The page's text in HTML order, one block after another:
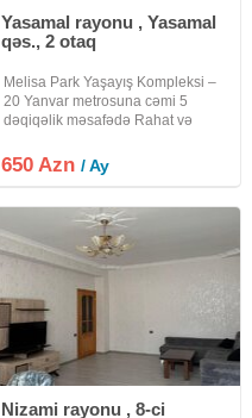
Yasamal rayonu , Yasamal
qəs., 2 otaq
Melisa Park Yaşayış Kompleksi –
20 Yanvar metrosuna cəmi 5
dəqiqəlik məsafədə Rahat və
Mənzil haqqında 19 mərtəbəli
binanın 17-ci mərtəbəsində Sahə
650 Azn/ Ay
Nizami rayonu , 8-ci